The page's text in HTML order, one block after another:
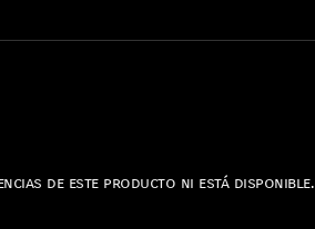
de este producto ni está disponible.